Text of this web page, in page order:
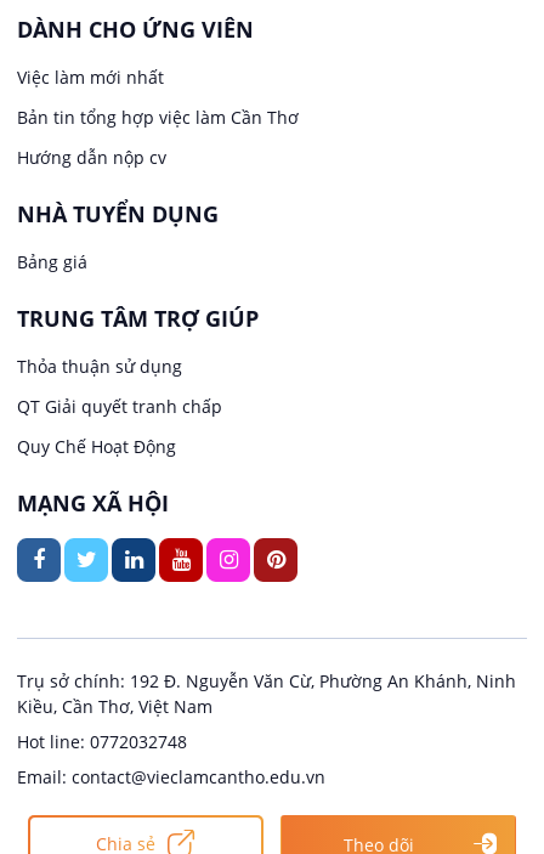
Chia sẻ Theo dõi
Kế toán
Lái xe
Lao Động Phổ Thông
Lễ tân
May mặc
Ngân hàng
Nhà hàng / Khách sạn
Thủy Sản
Quản lý chất lượng (QA/QC)
Việc làm tại Long Tuyền
Việc làm tại Hưng Phú
Việc làm tại Phước Thới
Việc làm tại Thới Long
Việc làm tại Trung Nhất
Việc làm tại Thuận Hưng
Việc làm tại Vị Thanh
Việc làm tại Long Phú 1
Việc làm tại Đại Thành
DÀNH CHO ỨNG VIÊN
Việc làm mới nhất
Bản tin tổng hợp việc làm Cần Thơ
Hướng dẫn nộp cv
NHÀ TUYỂN DỤNG
Bảng giá
TRUNG TÂM TRỢ GIÚP
Thỏa thuận sử dụng
QT Giải quyết tranh chấp
Quy Chế Hoạt Động
MẠNG XÃ HỘI
Trụ sở chính: 192 Đ. Nguyễn Văn Cừ, Phường An Khánh, Ninh
Kiều, Cần Thơ, Việt Nam
Hot line: 0772032748
Email: contact@vieclamcantho.edu.vn
Copyright @ 2024Việc làm Cần Thơ